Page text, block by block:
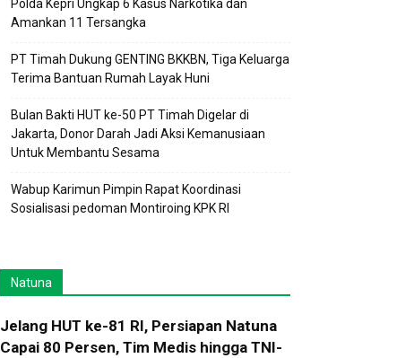
Polda Kepri Ungkap 6 Kasus Narkotika dan
Amankan 11 Tersangka
PT Timah Dukung GENTING BKKBN, Tiga Keluarga
Terima Bantuan Rumah Layak Huni
Bulan Bakti HUT ke-50 PT Timah Digelar di
Jakarta, Donor Darah Jadi Aksi Kemanusiaan
Untuk Membantu Sesama
Wabup Karimun Pimpin Rapat Koordinasi
Sosialisasi pedoman Montiroing KPK RI
Natuna
Jelang HUT ke-81 RI, Persiapan Natuna
Capai 80 Persen, Tim Medis hingga TNI-